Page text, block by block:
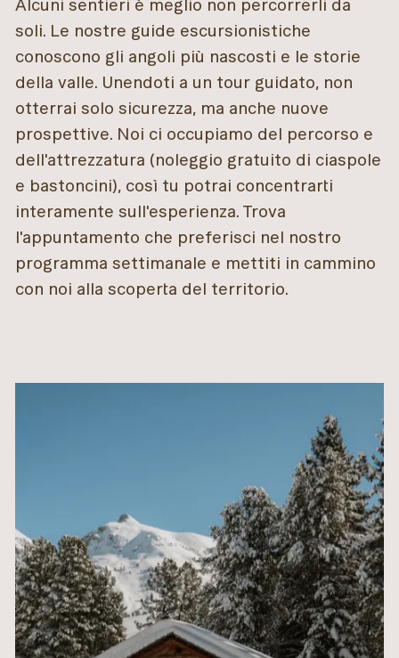
Alcuni sentieri è meglio non percorrerli da
soli. Le nostre guide escursionistiche
conoscono gli angoli più nascosti e le storie
della valle. Unendoti a un tour guidato, non
otterrai solo sicurezza, ma anche nuove
prospettive. Noi ci occupiamo del percorso e
dell'attrezzatura (noleggio gratuito di ciaspole
e bastoncini), così tu potrai concentrarti
interamente sull'esperienza. Trova
l'appuntamento che preferisci nel nostro
programma settimanale e mettiti in cammino
con noi alla scoperta del territorio.